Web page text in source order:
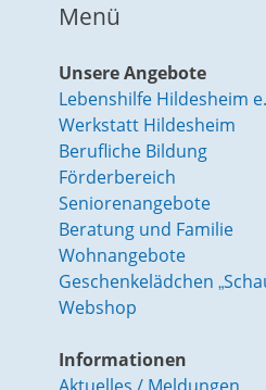
Menü
Unsere Angebote
Lebenshilfe Hildesheim
Werkstatt Hildesheim
Berufliche Bildung
Förderbereich
Seniorenangebote
Beratung und Familie
Wohnangebote
Geschenkelädchen
Webshop
Informationen